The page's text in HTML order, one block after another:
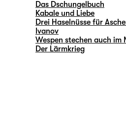
Das Dschungelbuch
Kabale und Liebe
Drei Haselnüsse für
Ivanov
Wespen stechen auch im
Der Lärmkrieg